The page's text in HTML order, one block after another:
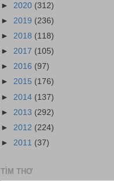
► 2020 (312)
► 2019 (236)
► 2018 (118)
► 2017 (105)
► 2016 (97)
► 2015 (176)
► 2014 (137)
► 2013 (292)
► 2012 (224)
► 2011 (37)
TÌM THƠ